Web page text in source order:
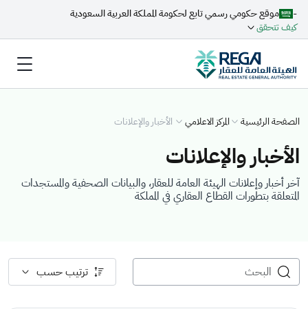
-
موقع حكومي رسمي تابع لحكومة المملكة العربية السعودية
كيف تتحقق
الصفحة الرئيسية المركز الاعلامي الأخبار والإعلانات
الأخبار والإعلانات
آخر أخبار وإعلانات الهيئة العامة للعقار، والبيانات الصحفية والمستجدات
المتعلقة بتطورات القطاع العقاري في المملكة
ترتيب حسب